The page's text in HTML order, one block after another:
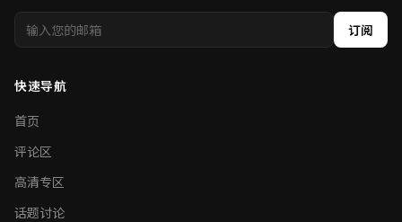
订阅
快速导航
首页
评论区
高清专区
话题讨论